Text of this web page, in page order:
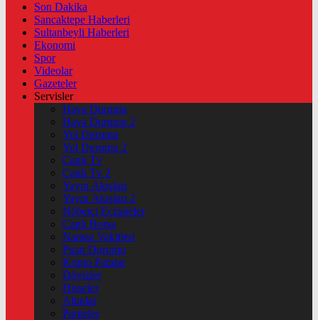
Son Dakika
Sancaktepe Haberleri
Sultanbeyli Haberleri
Ekonomi
Spor
Videolar
Gazeteler
Servisler
Hava Durumu
Hava Durumu 2
Yol Durumu
Yol Durumu 2
Canlı Tv
Canlı Tv 2
Yayın Akışları
Yayın Akışları 2
Nöbetçi Eczaneler
Canlı Borsa
Namaz Vakitleri
Puan Durumu
Kripto Paralar
Dövizler
Hisseler
Altınlar
Pariteler